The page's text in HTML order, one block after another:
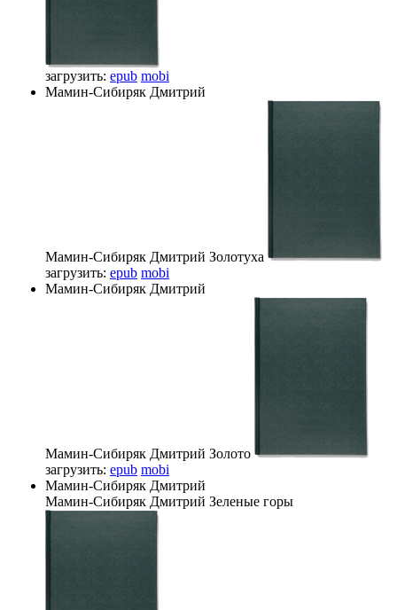
загрузить: epub mobi
Мамин-Сибиряк Дмитрий
Мамин-Сибиряк Дмитрий Золотуха
загрузить: epub mobi
Мамин-Сибиряк Дмитрий
Мамин-Сибиряк Дмитрий Золото
загрузить: epub mobi
Мамин-Сибиряк Дмитрий
Мамин-Сибиряк Дмитрий Зеленые горы